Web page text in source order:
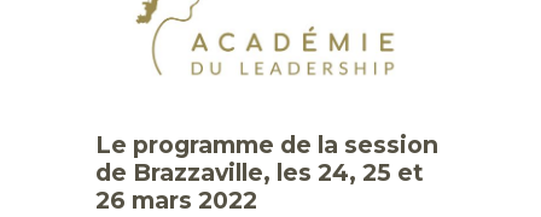
Le programme de la session
de Brazzaville, les 24, 25 et
26 mars 2022